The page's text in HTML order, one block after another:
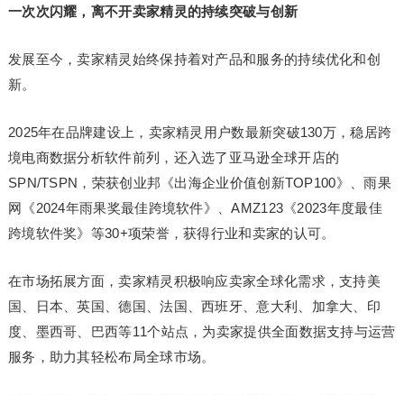
一次次闪耀，离不开卖家精灵的持续突破与创新
发展至今，卖家精灵始终保持着对产品和服务的持续优化和创
新。
2025年在品牌建设上，卖家精灵用户数最新突破130万，稳居跨
境电商数据分析软件前列，还入选了亚马逊全球开店的
SPN/TSPN，荣获创业邦《出海企业价值创新TOP100》、雨果
网《2024年雨果奖最佳跨境软件》、AMZ123《2023年度最佳
跨境软件奖》等30+项荣誉，获得行业和卖家的认可。
在市场拓展方面，卖家精灵积极响应卖家全球化需求，支持美
国、日本、英国、德国、法国、西班牙、意大利、加拿大、印
度、墨西哥、巴西等11个站点，为卖家提供全面数据支持与运营
服务，助力其轻松布局全球市场。